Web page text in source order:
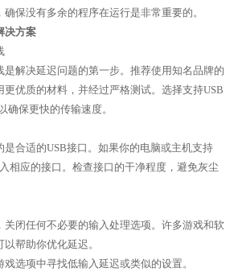
保没有多余的程序在运行是非常重要的。
决方案
是解决延迟问题的第一步。推荐使用知名品牌的
更优质的材料，并经过严格测试。选择支持USB
确保更快的传输速度。
是合适的USB接口。如果你的电脑或主机支持
相应的接口。检查接口的干净程度，避免灰尘
关闭任何不必要的输入处理选项。许多游戏和软
帮助你优化延迟。
选项中寻找低输入延迟或类似的设置。